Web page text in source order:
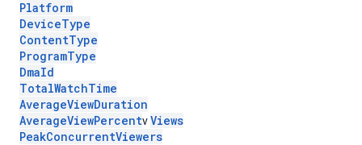
Platform
DeviceType
ContentType
ProgramType
DmaId
TotalWatchTime
AverageViewDuration
AverageViewPercentvViews
PeakConcurrentViewers